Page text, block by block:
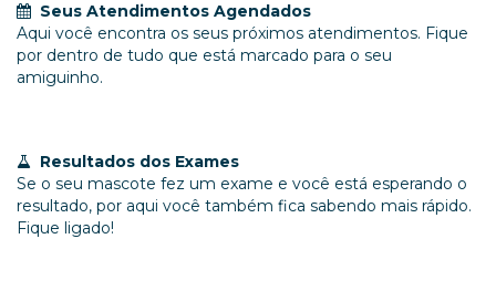
Seus Atendimentos Agendados
Aqui você encontra os seus próximos atendimentos. Fique
por dentro de tudo que está marcado para o seu
amiguinho.
Resultados dos Exames
Se o seu mascote fez um exame e você está esperando o
resultado, por aqui você também fica sabendo mais rápido.
Fique ligado!